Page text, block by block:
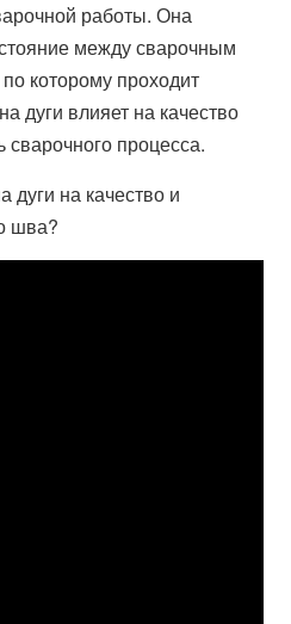
работы. Она
между сварочным
которому проходит
дуги влияет на качество
процесса.
дуги на качество и
шва?